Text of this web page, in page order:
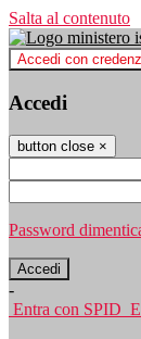
Salta al contenuto
Accedi con
Accedi
button close ×
Password
-
Entra con SPID